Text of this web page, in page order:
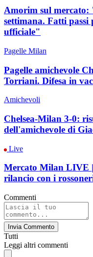
Amorim sul mercato:
settimana. Fatti
ufficiale"
Pagelle Milan
Pagelle amichevole
Torriani. Difesa in
Amichevoli
Chelsea-Milan 3-0:
dell'amichevole di
Live
Mercato Milan LIVE
rilancio con i
Commenti
Invia Commento
Tutti
Leggi altri commenti